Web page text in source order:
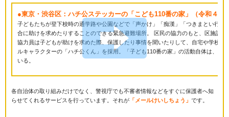
●東京・渋谷区：ハチ公ステッカーの「こども110番の家」（令和４年
子どもたちが登下校時の通学路や公園などで「声かけ」「痴漢」「つきまとい行
合に助けを求めたりすることのできる緊急避難場所。 区民の協力のもと、区施設
協力員は子どもが助けを求めた際、保護したり事情を聞いたりして、自宅や学校
ルキャラクターの「ハチ公くん」を採用。「子ども110番の家」の活動自体は、
いる。
各自治体の取り組みだけでなく、警視庁でも不審者情報などをすぐに保護者へ知
らせてくれるサービスを行っています。それが 「メールけいしちょう」 です。